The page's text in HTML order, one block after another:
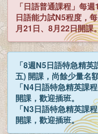
「日語普通課程」每
日語能力試N5程度，
月21日、8月22日開課
「8週N5日語特急精英
五) 開課，尚餘少量名額
「N4日語特急精英課
開課，歡迎插班。
「N3日語特急精英課
開課，歡迎插班。